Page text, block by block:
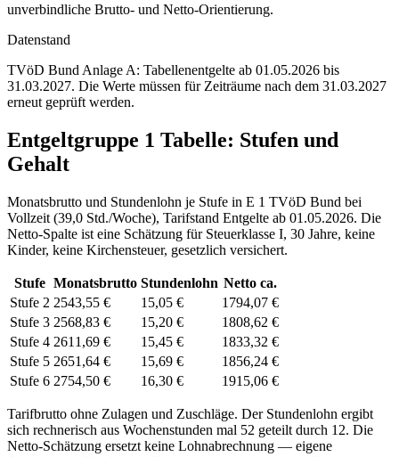
unverbindliche Brutto- und Netto-Orientierung.
Datenstand
TVöD Bund Anlage A: Tabellenentgelte ab 01.05.2026 bis
31.03.2027. Die Werte müssen für Zeiträume nach dem 31.03.2027
erneut geprüft werden.
Entgeltgruppe 1 Tabelle: Stufen und
Gehalt
Monatsbrutto und Stundenlohn je Stufe in E 1 TVöD Bund bei
Vollzeit (39,0 Std./Woche), Tarifstand Entgelte ab 01.05.2026. Die
Netto-Spalte ist eine Schätzung für Steuerklasse I, 30 Jahre, keine
Kinder, keine Kirchensteuer, gesetzlich versichert.
Stufe Monatsbrutto Stundenlohn Netto ca.
Stufe 2 2543,55 € 15,05 €
1794,07 €
Stufe 3 2568,83 € 15,20 €
1808,62 €
Stufe 4 2611,69 € 15,45 €
1833,32 €
Stufe 5 2651,64 € 15,69 €
1856,24 €
Stufe 6 2754,50 € 16,30 € 1915,06 €
Tarifbrutto ohne Zulagen und Zuschläge. Der Stundenlohn ergibt
sich rechnerisch aus Wochenstunden mal 52 geteilt durch 12. Die
Netto-Schätzung ersetzt keine Lohnabrechnung — eigene